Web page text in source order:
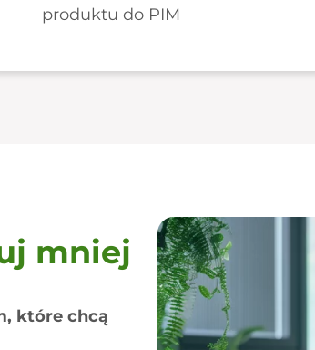
produktu do PIM
mniej
które chcą